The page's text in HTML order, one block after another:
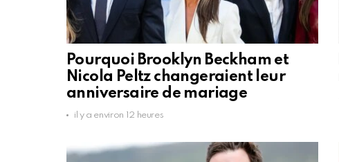
Pourquoi Brooklyn Beckham et
Nicola Peltz changeraient leur
anniversaire de mariage
il y a environ 12 heures